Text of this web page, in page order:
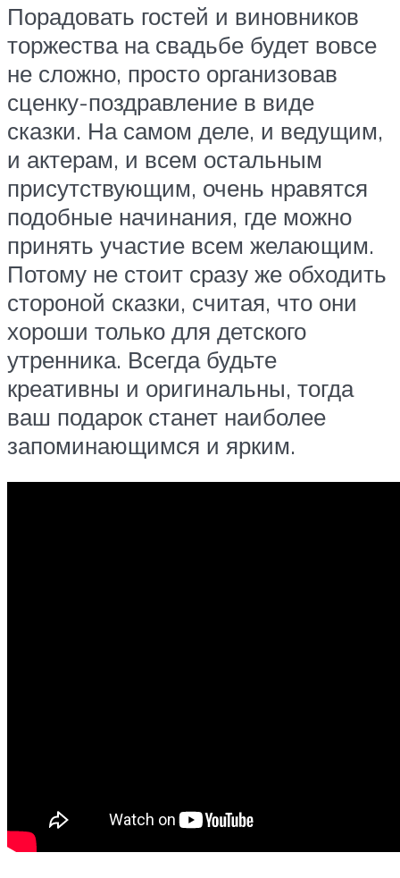
Порадовать гостей и виновников
торжества на свадьбе будет вовсе
не сложно, просто организовав
сценку-поздравление в виде
сказки. На самом деле, и ведущим,
и актерам, и всем остальным
присутствующим, очень нравятся
подобные начинания, где можно
принять участие всем желающим.
Потому не стоит сразу же обходить
стороной сказки, считая, что они
хороши только для детского
утренника. Всегда будьте
креативны и оригинальны, тогда
ваш подарок станет наиболее
запоминающимся и ярким.